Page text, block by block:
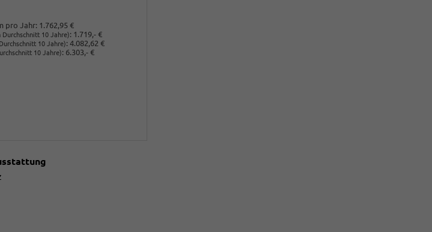
pro Jahr: 1.762,95 €
Durchschnitt 10 Jahre): 1.719,- €
10 Jahre): 4.082,62 €
10 Jahre): 6.303,- €